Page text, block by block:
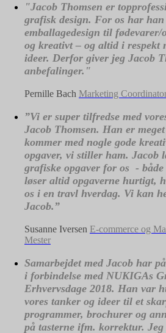
"Jacob Thomsen er
grafisk design. For os har
emballagedesign til fødevarer/
og kreativt – og altid i respekt
ideer. Derfor giver jeg Jacob
anbefalinger."
Pernille Bach Marketing
”Vi er super tilfredse med
Jacob Thomsen. Han er
kommer med nogle gode
opgaver, vi stiller ham. Jacob
grafiske opgaver for os -
løser altid opgaverne hurtigt,
os i en travl hverdag. Vi kan
Jacob.”
Susanne Iversen E-commerce og
Mester
Samarbejdet med Jacob har
i forbindelse med NUKIGAs
Erhvervsdage 2018. Han var
vores tanker og ideer til et
programmer, brochurer og
på tasterne ifm. korrektur.